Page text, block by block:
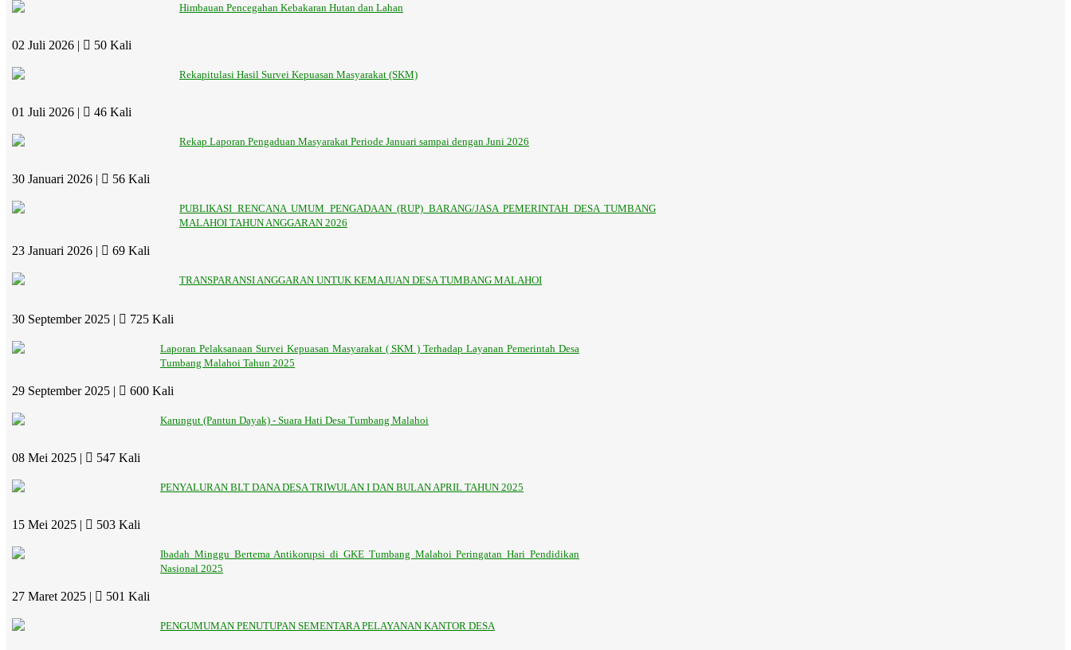
Himbauan Pencegahan Kebakaran Hutan dan Lahan
02 Juli 2026 | 50 Kali
Rekapitulasi Hasil Survei Kepuasan Masyarakat (SKM)
01 Juli 2026 | 46 Kali
Rekap Laporan Pengaduan Masyarakat Periode Januari sampai dengan Juni 2026
30 Januari 2026 | 56 Kali
PUBLIKASI RENCANA UMUM PENGADAAN (RUP) BARANG/JASA PEMERINTAH DESA TUMBANG
MALAHOI TAHUN ANGGARAN 2026
23 Januari 2026 | 69 Kali
TRANSPARANSI ANGGARAN UNTUK KEMAJUAN DESA TUMBANG MALAHOI
30 September 2025 | 725 Kali
Laporan Pelaksanaan Survei Kepuasan Masyarakat ( SKM ) Terhadap Layanan Pemerintah Desa
Tumbang Malahoi Tahun 2025
29 September 2025 | 600 Kali
Karungut (Pantun Dayak) - Suara Hati Desa Tumbang Malahoi
08 Mei 2025 | 547 Kali
PENYALURAN BLT DANA DESA TRIWULAN I DAN BULAN APRIL TAHUN 2025
15 Mei 2025 | 503 Kali
Ibadah Minggu Bertema Antikorupsi di GKE Tumbang Malahoi Peringatan Hari Pendidikan
Nasional 2025
27 Maret 2025 | 501 Kali
PENGUMUMAN PENUTUPAN SEMENTARA PELAYANAN KANTOR DESA